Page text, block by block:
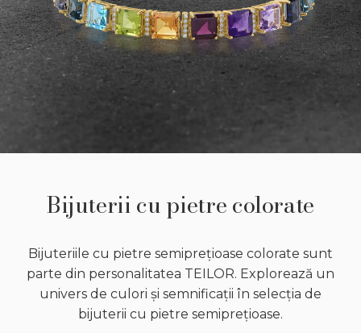
Bijuterii cu pietre colorate
Bijuteriile cu pietre semiprețioase colorate sunt
parte din personalitatea TEILOR. Explorează un
univers de culori și semnificații în selecția de
bijuterii cu pietre semiprețioase.